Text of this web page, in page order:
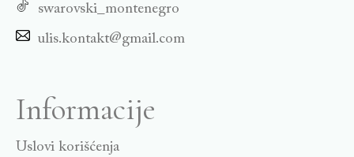
swarovski_montenegro
ulis.kontakt@gmail.com
Informacije
Uslovi korišćenja